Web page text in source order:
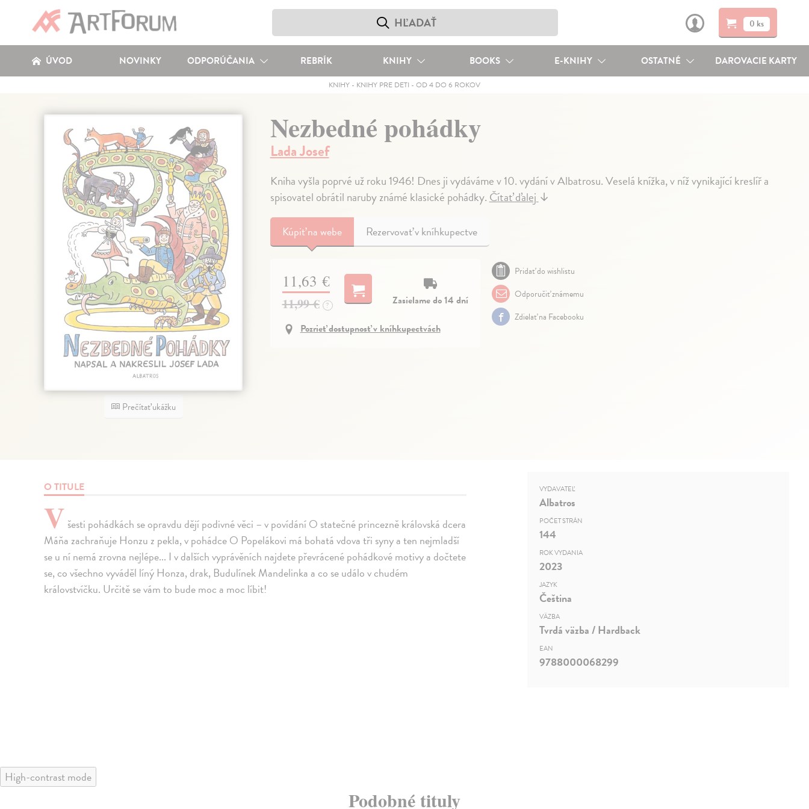
0 ks
ÚVOD NOVINKY ODPORÚČANIA REBRÍK KNIHY BOOKS E-KNIHY OSTATNÉ DAROVACIE KARTY
KNIHY- KNIHY PRE DETI - OD 4 DO 6 ROKOV
Prečítať ukážku
Nezbedné pohádky
Lada Josef
Kniha vyšla poprvé už roku 1946! Dnes ji vydáváme v 10. vydání v Albatrosu. Veselá knížka, v níž vynikající kreslíř a
spisovatel obrátil naruby známé klasické pohádky.Čítať ďalej↓
Kúpiťna webe Rezervovať v kníhkupectve
11,63 €
11,99 € ?
Zasielame do 14 dní
Pozrieť dostupnosť v kníhkupectvách
Pridať do wishlistu
Odporučiť známemu
Zdielať na Facebooku
O TITULE
V šesti pohádkách se opravdu dějí podivné věci – v povídání O statečné princezně královská dcera
Máňa zachraňuje Honzu z pekla, v pohádce O Popelákovi má bohatá vdova tři syny a ten nejmladší
se u ní nemá zrovna nejlépe... I v dalších vyprávěních najdete převrácené pohádkové motivy a dočtete
se, co všechno vyváděl líný Honza, drak, Budulínek Mandelinka a co se událo v chudém
královstvíčku. Určitě se vám to bude moc a moc líbit!
VYDAVATEĽ
Albatros
POČET STRÁN
144
ROK VYDANIA
2023
JAZYK
Čeština
VÄZBA
Tvrdá väzba / Hardback
EAN
9788000068299
High-contrast mode
Podobné tituly